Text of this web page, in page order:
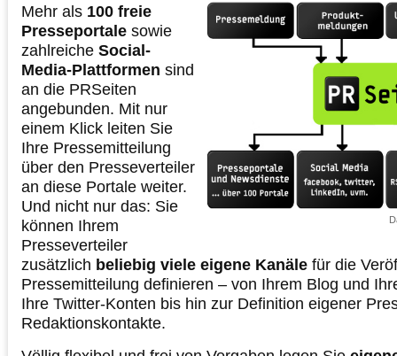
Mehr als 100 freie
Presseportale sowie
zahlreiche Social-
Media-Plattformen sind
an die PRSeiten
angebunden. Mit nur
einem Klick leiten Sie
Ihre Pressemitteilung
über den Presseverteiler
an diese Portale weiter.
Und nicht nur das: Sie
können Ihrem
Presseverteiler
zusätzlich beliebig viele eigene Kanäle für die
Pressemitteilung definieren – von Ihrem Blog und
Ihre Twitter-Konten bis hin zur Definition eigener
Redaktionskontakte.